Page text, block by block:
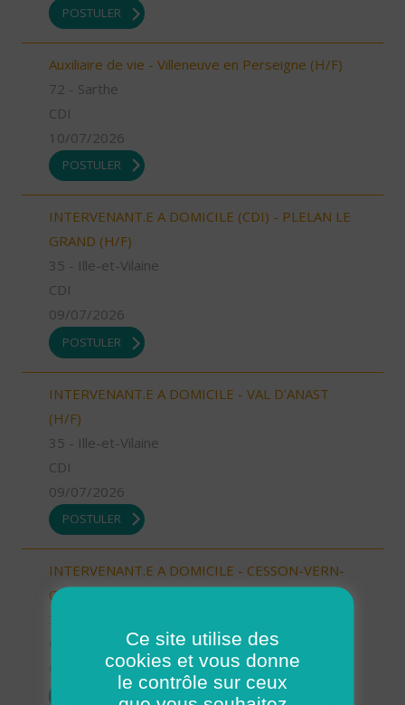
POSTULER
Auxiliaire de vie - Villeneuve en Perseigne (H/F)
72 - Sarthe
CDI
10/07/2026
POSTULER
INTERVENANT.E A DOMICILE (CDI) - PLELAN LE
GRAND (H/F)
35 - Ille-et-Vilaine
CDI
09/07/2026
POSTULER
INTERVENANT.E A DOMICILE - VAL D'ANAST
(H/F)
35 - Ille-et-Vilaine
CDI
09/07/2026
POSTULER
INTERVENANT.E A DOMICILE - CESSON-VERN-
CHANTEPIE (H/F)
09/07/2026
Ce site utilise des
cookies et vous donne
le contrôle sur ceux